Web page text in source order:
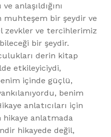
anlaşıldığını
bir şeydir ve
zevkler ve tercihlerimiz
bir şeydir.
derin kitap
etkileyiciydi,
içinde güçlü,
benim
anlatıcıları için
hikaye anlatmada
hikayede değil,